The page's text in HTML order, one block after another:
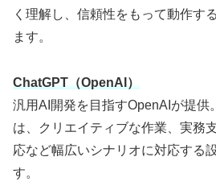
く理解し、信頼性をもって動作す
ます。
ChatGPT（OpenAI）
汎用AI開発を目指すOpenAIが提供
は、クリエイティブな作業、実務
応など幅広いシナリオに対応する
す。